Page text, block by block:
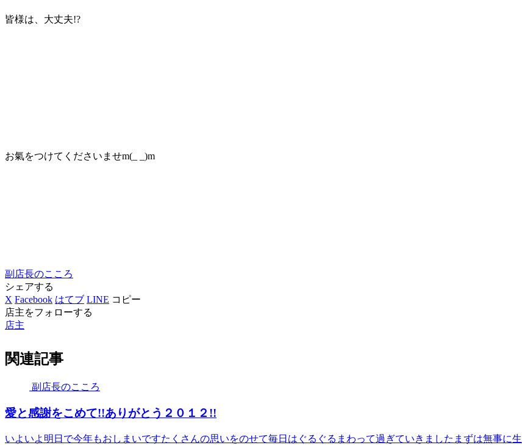
皆様は、大丈夫!?
お氣をつけてくださいませm(_ _)m
副店長のこころ
シェアする
X Facebook はてブ LINE コピー
店主をフォローする
店主
関連記事
副店長のこころ
愛と感謝をこめて!!ありがとう２０１２!!
いよいよ明日で今年もおしまいですたくさんの思いをのせて毎日はぐるぐるまわって過ぎていきましたまずは無事に生